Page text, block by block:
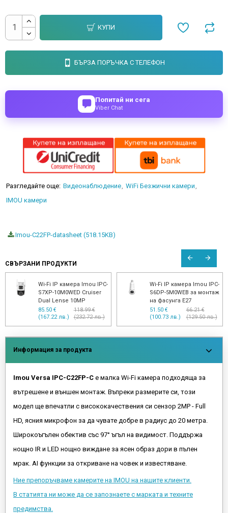
КУПИ
БЪРЗА ПОРЪЧКА С ТЕЛЕФОН
Попитай ни сега
Viber Chat
Разгледайте още: Видеонаблюдение WiFi Безжични камери
IMOU камери
Imou-C22FP-datasheet (518.15KB)
СВЪРЗАНИ ПРОДУКТИ
Wi-Fi IP камера Imou
Cruiser SE+ IPC-K7CP-
5H1WE, 5MP, Colorview
49.99 €
(97.77 лв.)
97.14 €
(189.99 лв.)
Wi-Fi IP камера Imou
Ranger Dual IPC-S2XP-
8M0WED, 8MP
53.68 €
(104.99 лв.)
66.46 €
(129.98 лв.)
Информация за продукта
Imou Versa IPC-C22FP-C е малка Wi-Fi камера подходяща за
вътрешене и външен монтаж. Въпреки размерите си, този
модел ще впечатли с висококачествения си сензор 2MP - Full
HD, ясния микрофон за да чувате добре в радиус до 20 метра.
Широкоъгълен обектив със 97° ъгъл на видимост. Поддържа
нощно IR и LED нощно виждане за ясен образ дори в пълен
мрак. AI функции за откриване на човек и известяване.
Ние препоръчваме камерите на IMOU на нашите клиенти.
В статията ни може да се запознаете с марката и техните
предимства.